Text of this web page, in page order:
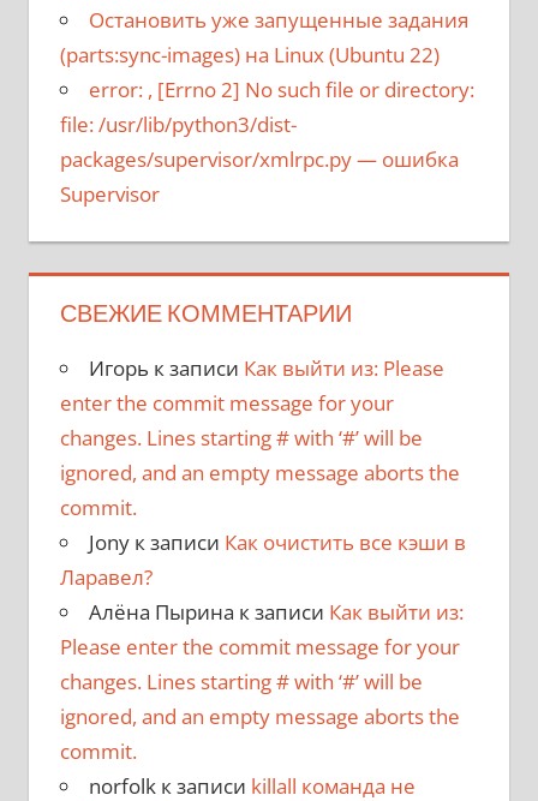
Остановить уже запущенные задания
(parts:sync-images) на Linux (Ubuntu 22)
error: , [Errno 2] No such file or directory:
file: /usr/lib/python3/dist-
packages/supervisor/xmlrpc.py— ошибка
Supervisor
СВЕЖИЕ КОММЕНТАРИИ
Игорь к записи Как выйти из: Please
enter the commit message for your
changes. Lines starting # with ‘#’ will be
ignored, and an empty message aborts the
commit.
Jonyк записи Как очистить все кэши в
Ларавел?
Алёна Пырина к записи Как выйти из:
Please enter the commit message for your
changes. Lines starting # with ‘#’ will be
ignored, and an empty message aborts the
commit.
norfolkк записи killall команда не